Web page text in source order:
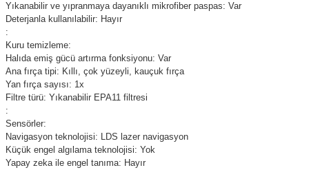
Yıkanabilir ve yıpranmaya dayanıklı mikrofiber paspas: Var
Deterjanla kullanılabilir: Hayır
:
Kuru temizleme:
Halıda emiş gücü artırma fonksiyonu: Var
Ana fırça tipi: Kıllı, çok yüzeyli, kauçuk fırça
Yan fırça sayısı: 1x
Filtre türü: Yıkanabilir EPA11 filtresi
:
Sensörler:
Navigasyon teknolojisi: LDS lazer navigasyon
Küçük engel algılama teknolojisi: Yok
Yapay zeka ile engel tanıma: Hayır